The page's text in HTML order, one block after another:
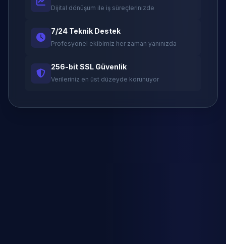
Dijital dönüşüm ile iş süreçlerinizde
7/24 Teknik Destek
Profesyonel ekibimiz her zaman yanınızda
256-bit SSL Güvenlik
Verileriniz en üst düzeyde korunuyor